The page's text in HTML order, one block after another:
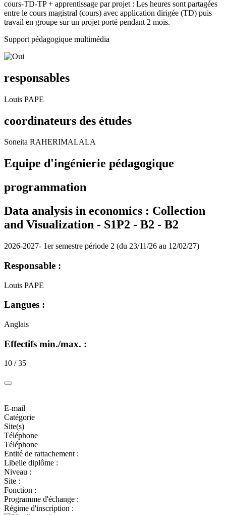
cours-TD-TP + apprentissage par projet : Les heures sont partagées
entre le cours magistral (cours) avec application dirigée (TD) puis
travail en groupe sur un projet porté pendant 2 mois.
Support pédagogique multimédia
responsables
Louis PAPE
coordinateurs des études
Soneita RAHERIMALALA
Equipe d'ingénierie pédagogique
programmation
Data analysis in economics : Collection
and Visualization - S1P2 - B2 - B2
2026-2027- 1er semestre période 2 (du 23/11/26 au 12/02/27)
Responsable :
Louis PAPE
Langues :
Anglais
Effectifs min./max. :
10 / 35
E-mail
Catégorie
Site(s)
Téléphone
Téléphone
Entité de rattachement :
Libelle diplôme :
Niveau :
Site :
Fonction :
Programme d'échange :
Régime d'inscription :